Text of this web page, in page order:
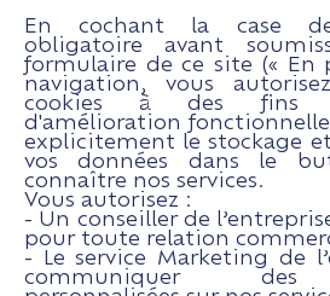
En cochant la case de
obligatoire avant
formulaire de ce site (« En
navigation, vous
cookies à des fins
d'amélioration fonctionnelle
explicitement le stockage
vos données dans le
connaître nos services.
Vous autorisez :
- Un conseiller de
pour toute relation
- Le service Marketing de
communiquer des